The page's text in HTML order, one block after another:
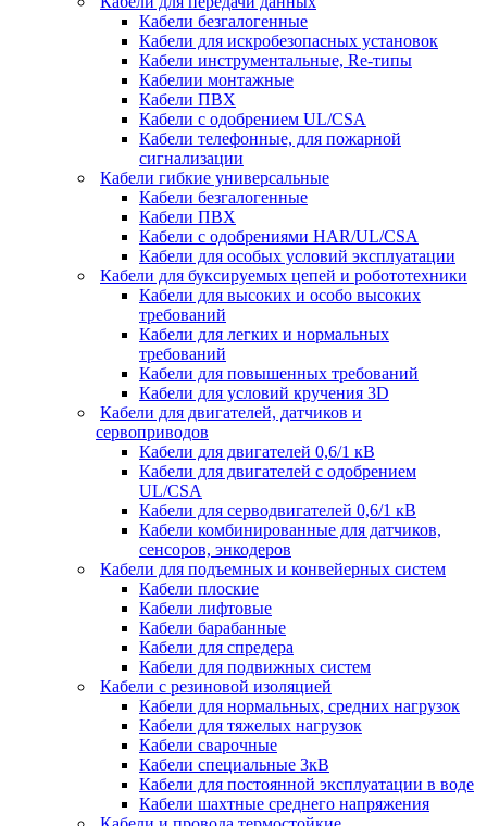
Кабели безгалогенные
Кабели для искробезопасных установок
Кабели инструментальные, Re-типы
Кабелии монтажные
Кабели ПВХ
Кабели с одобрением UL/CSA
Кабели телефонные, для пожарной
сигнализации
Кабели гибкие универсальные
Кабели безгалогенные
Кабели ПВХ
Кабели с одобрениями HAR/UL/CSA
Кабели для особых условий эксплуатации
Кабели для буксируемых цепей и робототехники
Кабели для высоких и особо высоких
требований
Кабели для легких и нормальных
требований
Кабели для повышенных требований
Кабели для условий кручения 3D
Кабели для двигателей, датчиков и
сервоприводов
Кабели для двигателей 0,6/1 кВ
Кабели для двигателей с одобрением
UL/CSA
Кабели для серводвигателей 0,6/1 кВ
Кабели комбинированные для датчиков,
cенсоров, энкодеров
Кабели для подъемных и конвейерных систем
Кабели плоские
Кабели лифтовые
Кабели барабанные
Кабели для спредера
Кабели для подвижных систем
Кабели с резиновой изоляцией
Кабели для нормальных, средних нагрузок
Кабели для тяжелых нагрузок
Кабели сварочные
Кабели специальные 3кВ
Кабели для постоянной эксплуатации в воде
Кабели шахтные среднего напряжения